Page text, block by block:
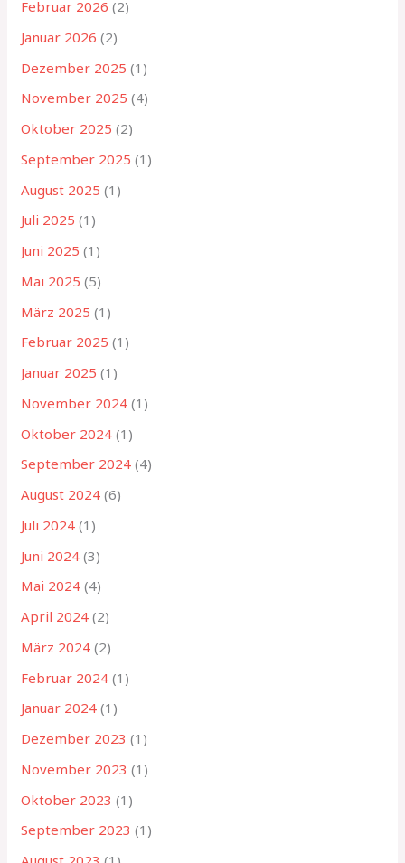
Februar 2026 (2)
Januar 2026 (2)
Dezember 2025 (1)
November 2025 (4)
Oktober 2025 (2)
September 2025 (1)
August 2025 (1)
Juli 2025 (1)
Juni 2025 (1)
Mai 2025 (5)
März 2025 (1)
Februar 2025 (1)
Januar 2025 (1)
November 2024 (1)
Oktober 2024 (1)
September 2024 (4)
August 2024 (6)
Juli 2024 (1)
Juni 2024 (3)
Mai 2024 (4)
April 2024 (2)
März 2024 (2)
Februar 2024 (1)
Januar 2024 (1)
Dezember 2023 (1)
November 2023 (1)
Oktober 2023 (1)
September 2023 (1)